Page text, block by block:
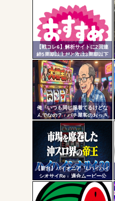
Powered by livedoor 相互RSS
【戦コレ6】解析サイトに2回連
続5周期以上だと次は3周期以下
濃厚って書いてたのに3周期超え
たんだが…ふざけんな！！！
俺「いつも同じ服着てるけどな
んでなの？」パチ屋客のおっさ
ん「別にいいでしょ！！！」←
コイツｗｗ
【新台】パイオニア「Lハイハイ
シオサイRe」適合ムービー公
開！沖スロ界の帝王がスマスロ
ATで復活
ンク
自動
更新
ツー
ル